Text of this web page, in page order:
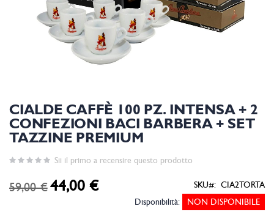
CIALDE CAFFÈ 100 PZ. INTENSA + 2
CONFEZIONI BACI BARBERA + SET
TAZZINE PREMIUM
Sii il primo a recensire questo prodotto
59,00 €Prezzo
44,00 €
Disponibilità: NON DISPONIBILE
SKU CIA2TORTA